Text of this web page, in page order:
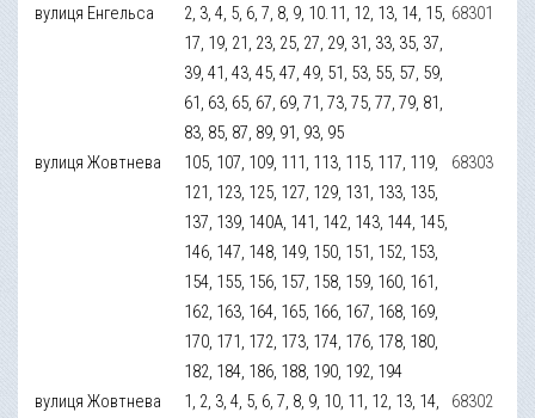
вулиця Енгельса
2, 3, 4, 5, 6, 7, 8, 9, 10.11, 12, 13, 14, 15,
17, 19, 21, 23, 25, 27, 29, 31, 33, 35, 37,
39, 41, 43, 45, 47, 49, 51, 53, 55, 57, 59,
61, 63, 65, 67, 69, 71, 73, 75, 77, 79, 81,
83, 85, 87, 89, 91, 93, 95
68301
вулиця Жовтнева
105, 107, 109, 111, 113, 115, 117, 119,
121, 123, 125, 127, 129, 131, 133, 135,
137, 139, 140А, 141, 142, 143, 144, 145,
146, 147, 148, 149, 150, 151, 152, 153,
154, 155, 156, 157, 158, 159, 160, 161,
162, 163, 164, 165, 166, 167, 168, 169,
170, 171, 172, 173, 174, 176, 178, 180,
182, 184, 186, 188, 190, 192, 194
68303
вулиця Жовтнева
1, 2, 3, 4, 5, 6, 7, 8, 9, 10, 11, 12, 13, 14,
68302